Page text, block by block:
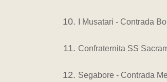
I Musatari - Contrada
Confraternita SS
Segabore - Contrada